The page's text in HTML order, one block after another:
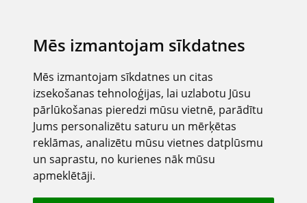
Mēs izmantojam sīkdatnes
Mēs izmantojam sīkdatnes un citas
izsekošanas tehnoloģijas, lai uzlabotu Jūsu
pārlūkošanas pieredzi mūsu vietnē, parādītu
Jums personalizētu saturu un mērķētas
reklāmas, analizētu mūsu vietnes datplūsmu
un saprastu, no kurienes nāk mūsu
apmeklētāji.